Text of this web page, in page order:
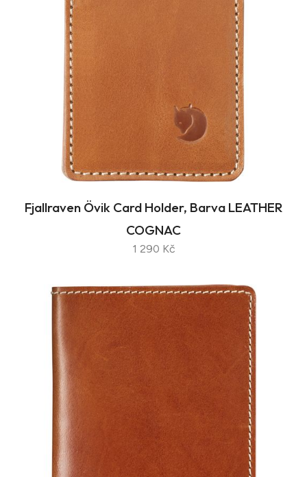
Fjallraven Övik Card Holder, Barva LEATHER
COGNAC
1 290 Kč